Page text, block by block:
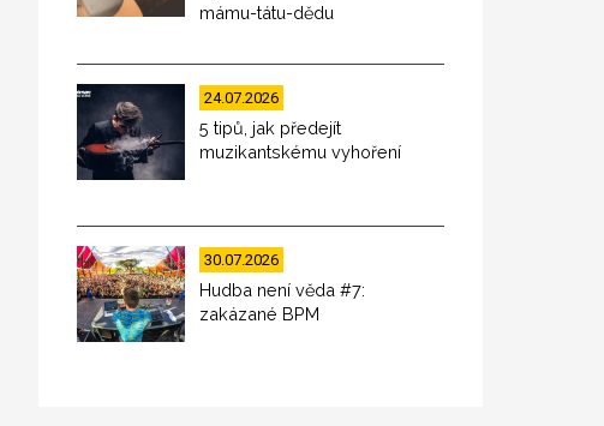
mámu-tátu-dědu
24.07.2026
5 tipů, jak předejít
muzikantskému vyhoření
30.07.2026
Hudba není věda #7:
zakázané BPM